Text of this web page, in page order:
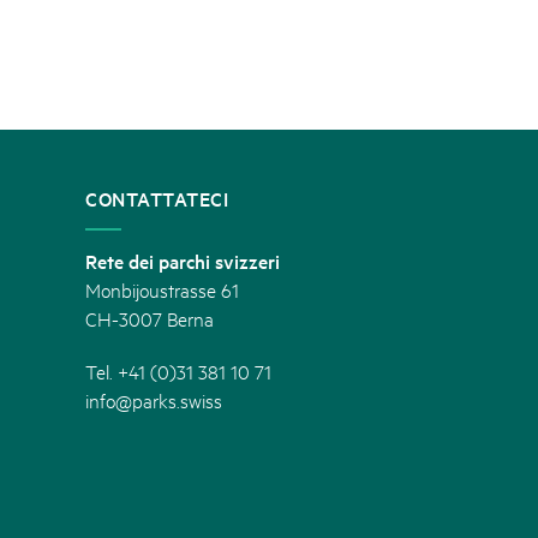
CONTATTATECI
Rete dei parchi svizzeri
Monbijoustrasse 61
CH-3007 Berna
Tel. +41 (0)31 381 10 71
info@parks.swiss